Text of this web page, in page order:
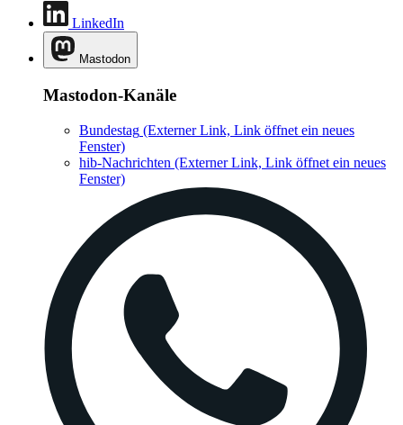
LinkedIn
Mastodon
Mastodon-Kanäle
Bundestag (Externer Link, Link öffnet ein neues
Fenster)
hib-Nachrichten (Externer Link, Link öffnet ein neues
Fenster)